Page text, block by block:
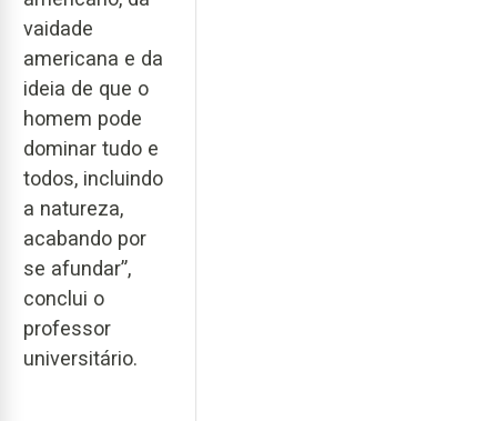
vaidade
americana e da
ideia de que o
homem pode
dominar tudo e
todos, incluindo
a natureza,
acabando por
se afundar”,
conclui o
professor
universitário.